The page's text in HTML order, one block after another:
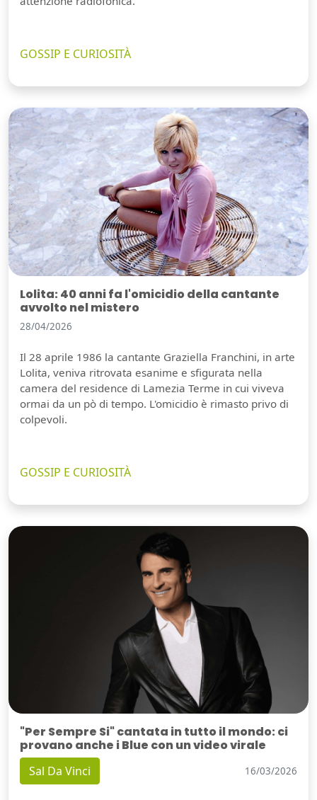
GOSSIP E CURIOSITÀ
Lolita: 40 anni fa l'omicidio della cantante
avvolto nel mistero
28/04/2026
Il 28 aprile 1986 la cantante Graziella Franchini, in arte
Lolita, veniva ritrovata esanime e sfigurata nella
camera del residence di Lamezia Terme in cui viveva
ormai da un pò di tempo. L'omicidio è rimasto privo di
colpevoli.
GOSSIP E CURIOSITÀ
"Per Sempre Si" cantata in tutto il mondo: ci
provano anche i Blue con un video virale
Sal Da Vinci 16/03/2026